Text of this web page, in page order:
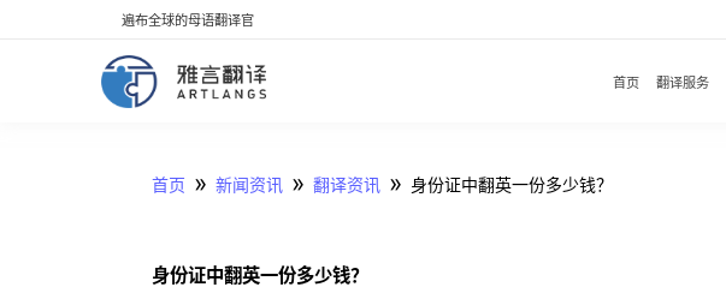
遍布全球的母语翻译官
首页 翻译服务
首页 » 新闻资讯 » 翻译资讯 » 身份证中翻英一份多少钱？
身份证中翻英一份多少钱？